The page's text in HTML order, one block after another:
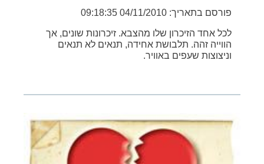
פורסם בתאריך: 04/11/2010 09:18:35
לכל אחד הזיכרון שלו מהצבא. זיכרונות שונים, אך
הווייה זהה. תלבושת אחידה, תנאים לא תנאים
וניצוצות שעפים באוויר.